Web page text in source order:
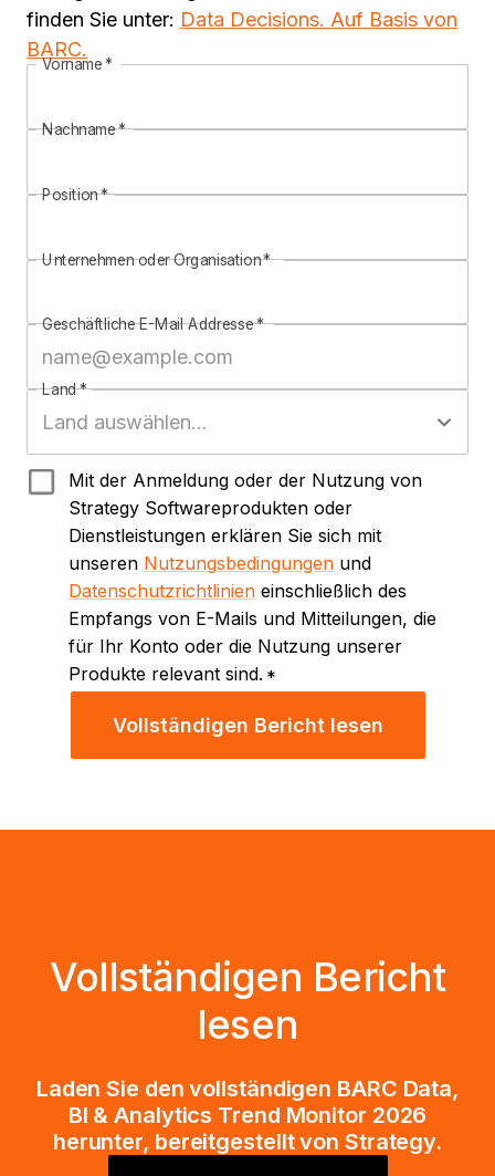
finden Sie unter: Data Decisions. Auf Basis von
BARC.
Vorname*
Nachname*
Position*
Unternehmen oder Organisation*
Geschäftliche E-Mail Addresse*
Land*
Mit der Anmeldung oder der Nutzung von
Strategy Softwareprodukten oder
Dienstleistungen erklären Sie sich mit
unseren Nutzungsbedingungenund
Datenschutzrichtlinieneinschließlich des
Empfangs von E-Mails und Mitteilungen, die
für Ihr Konto oder die Nutzung unserer
Produkte relevant sind. *
Vollständigen Bericht lesen
Vollständigen Bericht
lesen
Laden Sie den vollständigen BARC Data,
BI & Analytics Trend Monitor 2026
herunter, bereitgestellt von Strategy.